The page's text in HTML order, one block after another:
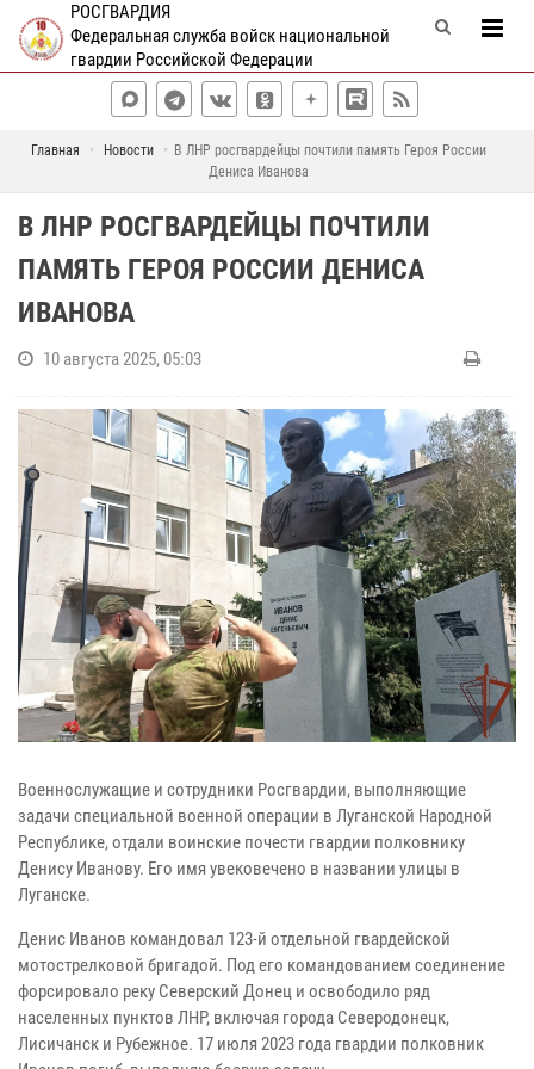
РОСГВАРДИЯ
Федеральная служба войск национальной
гвардии Российской Федерации
Главная Новости
В ЛНР росгвардейцы почтили память Героя России
Дениса Иванова
В ЛНР РОСГВАРДЕЙЦЫ ПОЧТИЛИ
ПАМЯТЬ ГЕРОЯ РОССИИ ДЕНИСА
ИВАНОВА
10 августа 2025, 05:03
Военнослужащие и сотрудники Росгвардии, выполняющие
задачи специальной военной операции в Луганской Народной
Республике, отдали воинские почести гвардии полковнику
Денису Иванову. Его имя увековечено в названии улицы в
Луганске.
Денис Иванов командовал 123-й отдельной гвардейской
мотострелковой бригадой. Под его командованием соединение
форсировало реку Северский Донец и освободило ряд
населенных пунктов ЛНР, включая города Северодонецк,
Лисичанск и Рубежное. 17 июля 2023 года гвардии полковник